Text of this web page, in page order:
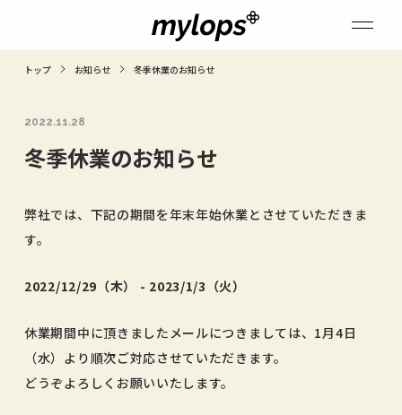
トップ お知らせ 冬季休業のお知らせ
2022.11.28
冬季休業のお知らせ
弊社では、下記の期間を年末年始休業とさせていただきま
す。
2022/12/29（木） - 2023/1/3（火）
休業期間中に頂きましたメールにつきましては、1月4日
（水）より順次ご対応させていただきます。
どうぞよろしくお願いいたします。